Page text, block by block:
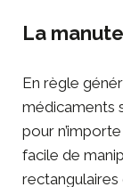
La
En règle
médicaments
pour
facile de
rectangulaires